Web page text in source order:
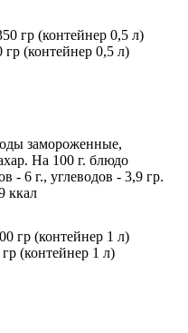
(контейнер 0,5 л)
замороженные,
На 100 г. блюдо
- 6 г., углеводов - 3,9 гр.
ккал
(контейнер 1 л)